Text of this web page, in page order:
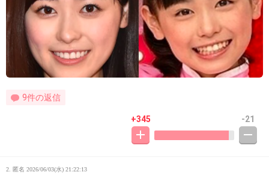
9件の返信
+345 -21
2. 匿名 2026/06/03(水) 21:22:13